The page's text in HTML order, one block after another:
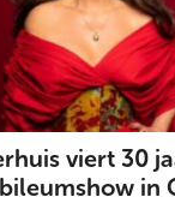
viert 30
in